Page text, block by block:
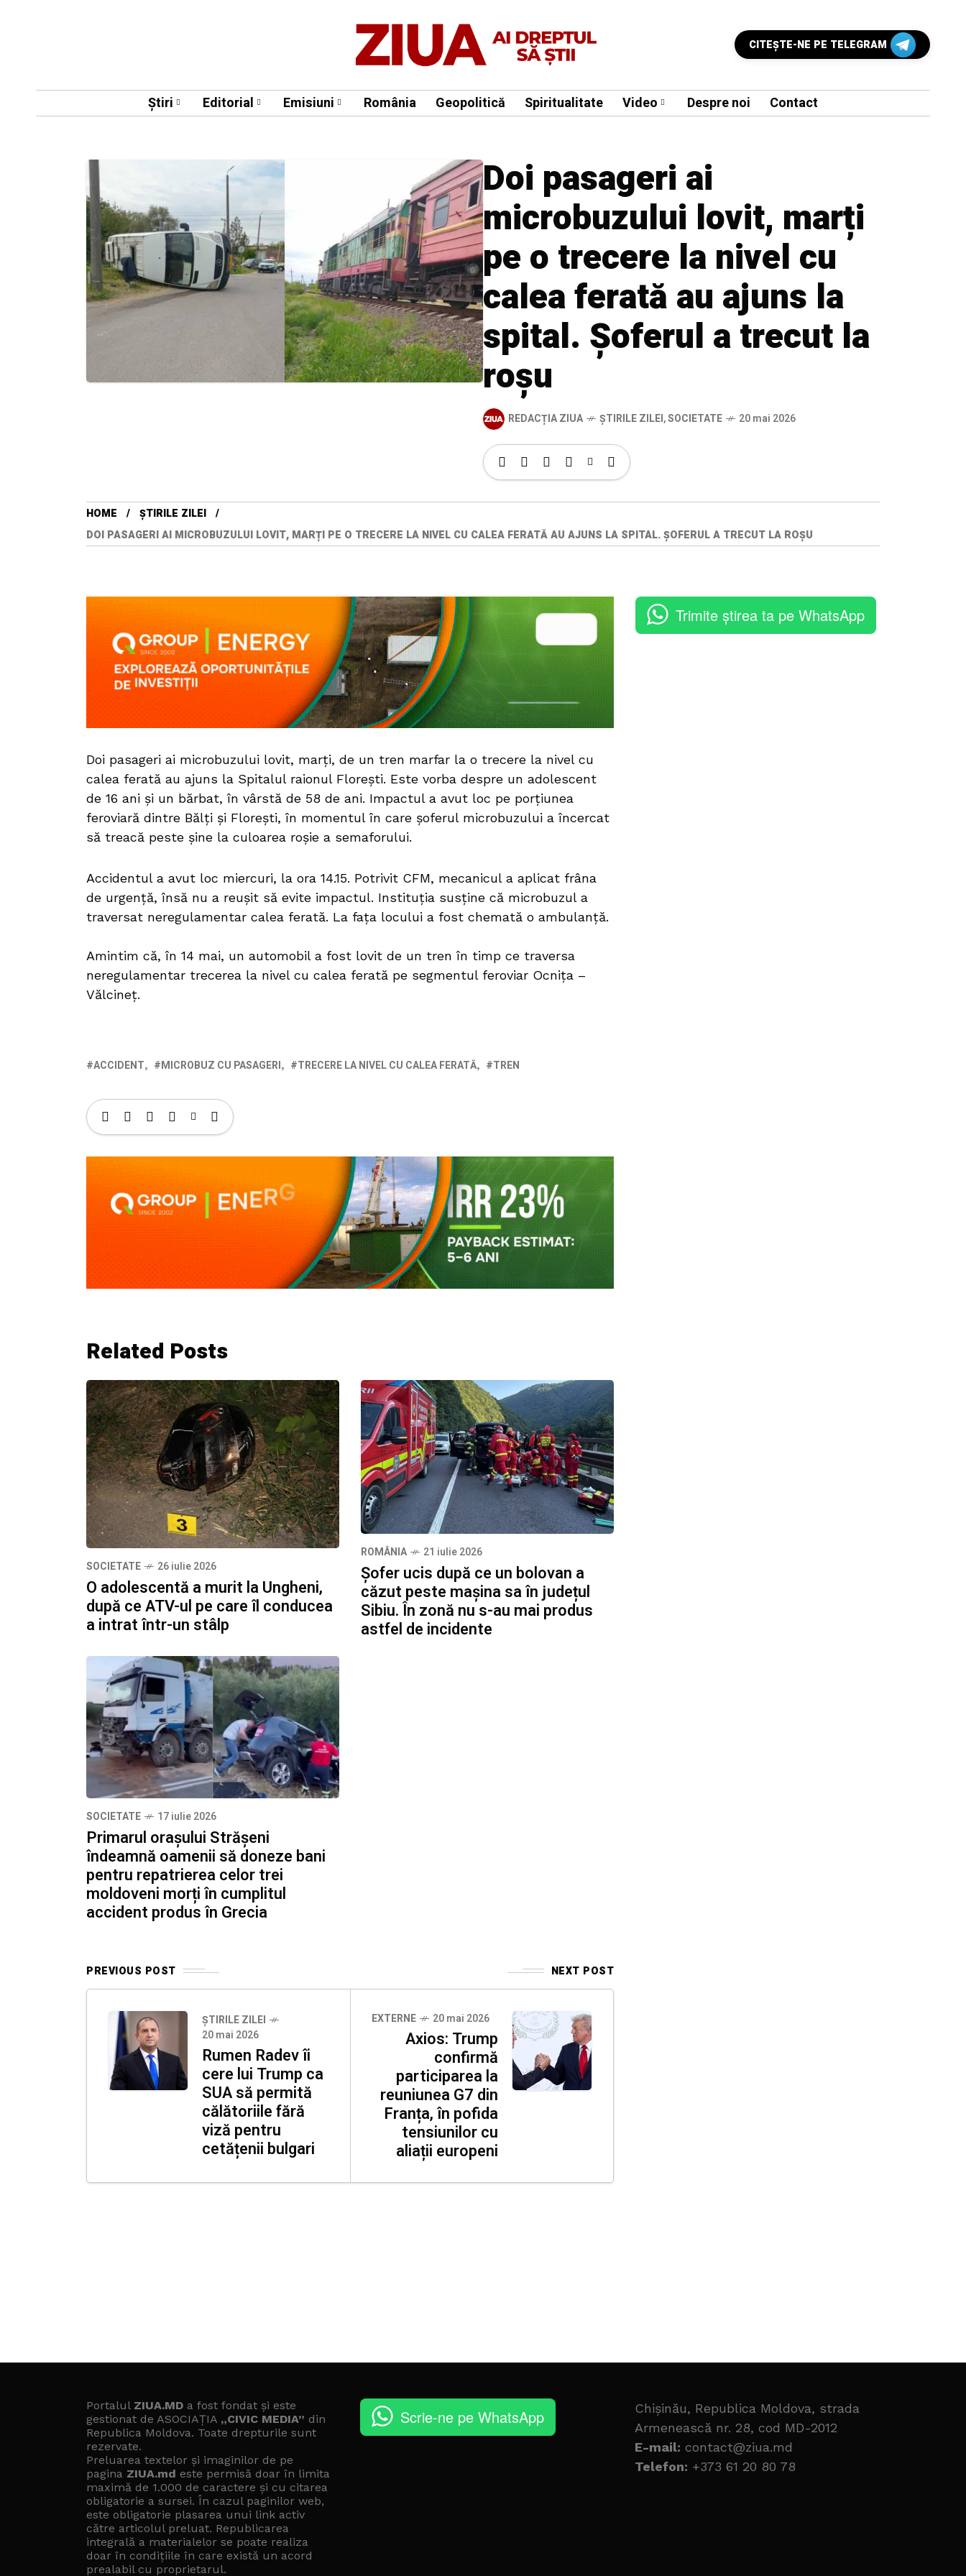
CITEŞTE-NE PE TELEGRAM
Știri Editorial Emisiuni România Geopolitică Spiritualitate Video Despre noi Contact
Doi pasageri ai
microbuzului lovit, marți
pe o trecere la nivel cu
calea ferată au ajuns la
spital. Șoferul a trecut la
roșu
REDACȚIA ZIUA ȘTIRILE ZILEI,SOCIETATE 20 mai 2026
HOME
ȘTIRILE ZILEI
DOI PASAGERI AI MICROBUZULUI LOVIT, MARȚI PE O TRECERE LA NIVEL CU CALEA FERATĂ AU AJUNS LA SPITAL. ȘOFERUL A TRECUT LA ROȘU
Doi pasageri ai microbuzului lovit, marți, de un tren marfar la o trecere la nivel cu
calea ferată au ajuns la Spitalul raionul Florești. Este vorba despre un adolescent
de 16 ani și un bărbat, în vârstă de 58 de ani. Impactul a avut loc pe porțiunea
feroviară dintre Bălți și Florești, în momentul în care șoferul microbuzului a încercat
să treacă peste șine la culoarea roșie a semaforului.
Accidentul a avut loc miercuri, la ora 14.15. Potrivit CFM, mecanicul a aplicat frâna
de urgență, însă nu a reușit să evite impactul. Instituția susține că microbuzul a
traversat neregulamentar calea ferată. La fața locului a fost chemată o ambulanță.
Amintim că, în 14 mai, un automobil a fost lovit de un tren în timp ce traversa
neregulamentar trecerea la nivel cu calea ferată pe segmentul feroviar Ocnița –
Vălcineț.
ACCIDENT MICROBUZ CU PASAGERI TRECERE LA NIVEL CU CALEA FERATĂ TREN
Related Posts
SOCIETATE 26 iulie 2026
O adolescentă a murit la Ungheni,
după ce ATV-ul pe care îl conducea
a intrat într-un stâlp
ROMÂNIA 21 iulie 2026
Șofer ucis după ce un bolovan a
căzut peste mașina sa în județul
Sibiu. În zonă nu s-au mai produs
astfel de incidente
SOCIETATE 17 iulie 2026
Primarul orașului Strășeni
îndeamnă oamenii să doneze bani
pentru repatrierea celor trei
moldoveni morți în cumplitul
accident produs în Grecia
PREVIOUS POST NEXT POST
ȘTIRILE ZILEI
20 mai 2026
Rumen Radev îi
cere lui Trump ca
SUA să permită
călătoriile fără
viză pentru
cetățenii bulgari
EXTERNE 20 mai 2026
Axios: Trump
confirmă
participarea la
reuniunea G7 din
Franța, în pofida
tensiunilor cu
aliații europeni
Trimite știrea ta pe WhatsApp
Portalul ZIUA.MD a fost fondat și este
gestionat de ASOCIAȚIA „CIVIC MEDIA” din
Republica Moldova. Toate drepturile sunt
rezervate.
Preluarea textelor și imaginilor de pe
pagina ZIUA.md este permisă doar în limita
maximă de 1.000 de caractere și cu citarea
obligatorie a sursei. În cazul paginilor web,
este obligatorie plasarea unui link activ
către articolul preluat. Republicarea
integrală a materialelor se poate realiza
doar în condițiile în care există un acord
prealabil cu proprietarul.
Scrie-ne pe WhatsApp
Chișinău, Republica Moldova, strada
Armenească nr. 28, cod MD-2012
E-mail: contact@ziua.md
Telefon: +373 61 20 80 78